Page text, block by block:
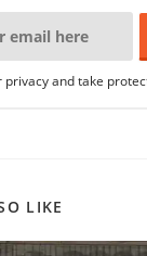
privacy and take
LIKE